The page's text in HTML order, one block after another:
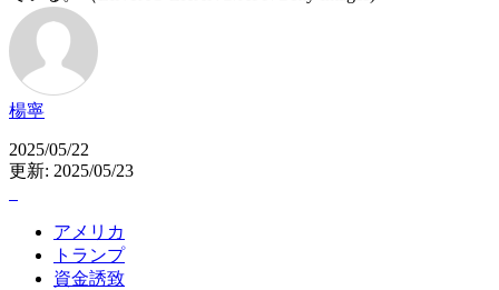
楊寧
2025/05/22
更新: 2025/05/23
アメリカ
トランプ
資金誘致